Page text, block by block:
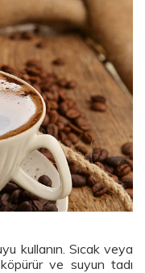
kullanın. Sıcak veya
ve suyun tadı